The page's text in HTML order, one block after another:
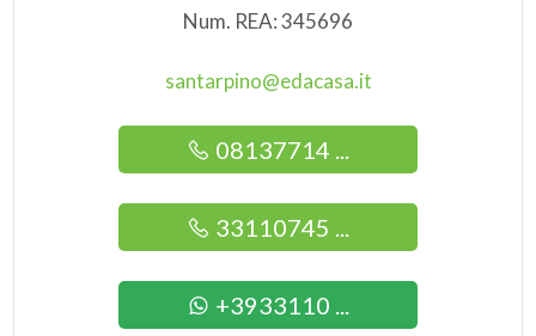
Num. REA: 345696
santarpino@edacasa.it
08137714 ...
33110745 ...
+3933110 ...